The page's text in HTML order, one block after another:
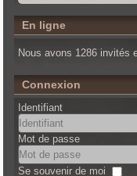
En ligne
Nous avons 1286 invités
Connexion
Identifiant
Mot de passe
Se souvenir de moi